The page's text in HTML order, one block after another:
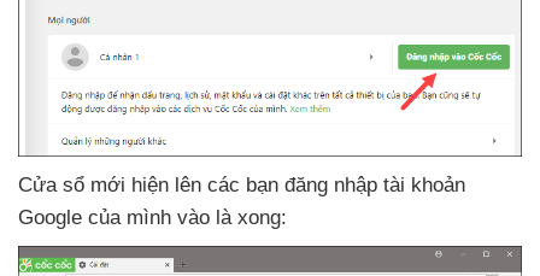
Cửa sổ mới hiện lên các bạn đăng nhập tài khoản
Google của mình vào là xong: